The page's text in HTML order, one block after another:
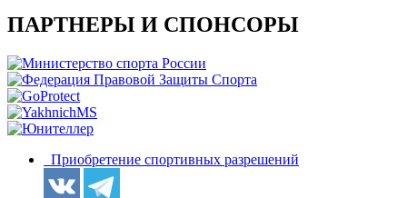
ПАРТНЕРЫ И СПОНСОРЫ
Приобретение спортивных разрешений